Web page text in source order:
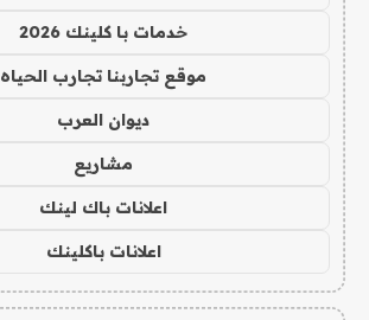
خدمات با كلينك 2026
موقع تجاربنا تجارب الحياه
ديوان العرب
مشاريع
اعلانات باك لينك
اعلانات باكلينك